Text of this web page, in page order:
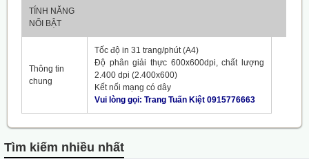
TÍNH NĂNG
NỔI BẬT
Thông tin
chung
Tốc độ in 31 trang/phút (A4)
Độ phân giải thực 600x600dpi, chất lượng
2.400 dpi (2.400x600)
Kết nối mạng có dây
Vui lòng gọi: Trang Tuấn Kiệt 0915776663
Tìm kiếm nhiều nhất